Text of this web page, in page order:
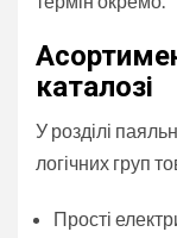
каталозі
У розділі
логічних груп
Прості